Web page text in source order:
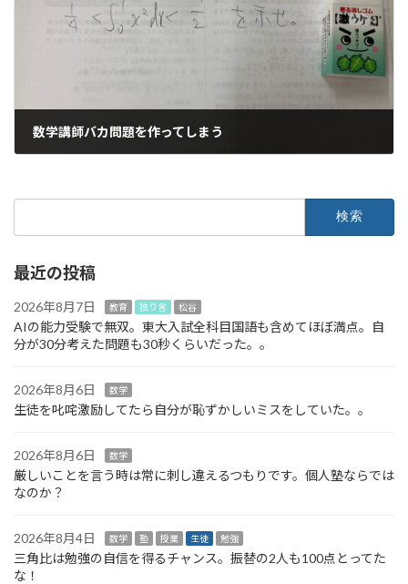
数学講師バカ問題を作ってしまう
最近の投稿
2026年8月7日 教育 独り言 松谷
AIの能力受験で無双。東大入試全科目国語も含めてほぼ満点。自
分が30分考えた問題も30秒くらいだった。。
2026年8月6日 数学
生徒を叱咤激励してたら自分が恥ずかしいミスをしていた。。
2026年8月6日 数学
厳しいことを言う時は常に刺し違えるつもりです。個人塾ならでは
なのか？
2026年8月4日 数学 塾 授業 生徒 勉強
三角比は勉強の自信を得るチャンス。振替の2人も100点とってた
な！